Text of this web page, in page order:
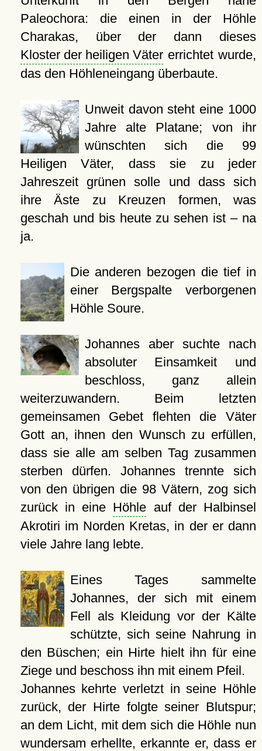
Paleochora: die einen in der Höhle
Charakas, über der dann dieses
Kloster der heiligen Vätererrichtet wurde,
das den Höhleneingang überbaute.
Unweit davon steht eine 1000
Jahre alte Platane; von ihr
wünschten sich die 99
Heiligen Väter, dass sie zu jeder
Jahreszeit grünen solle und dass sich
ihre Äste zu Kreuzen formen, was
geschah und bis heute zu sehen ist – na
ja.
Die anderen bezogen die tief in
einer Bergspalte verborgenen
Höhle Soure.
Johannes aber suchte nach
absoluter Einsamkeit und
beschloss, ganz allein
weiterzuwandern. Beim letzten
gemeinsamen Gebet flehten die Väter
Gott an, ihnen den Wunsch zu erfüllen,
dass sie alle am selben Tag zusammen
sterben dürfen. Johannes trennte sich
von den übrigen die 98 Vätern, zog sich
zurück in eine Höhle auf der Halbinsel
Akrotiri im Norden Kretas, in der er dann
viele Jahre lang lebte.
Eines Tages sammelte
Johannes, der sich mit einem
Fell als Kleidung vor der Kälte
schützte, sich seine Nahrung in
den Büschen; ein Hirte hielt ihn für eine
Ziege und beschoss ihn mit einem Pfeil.
Johannes kehrte verletzt in seine Höhle
zurück, der Hirte folgte seiner Blutspur;
an dem Licht, mit dem sich die Höhle nun
wundersam erhellte, erkannte er, dass er